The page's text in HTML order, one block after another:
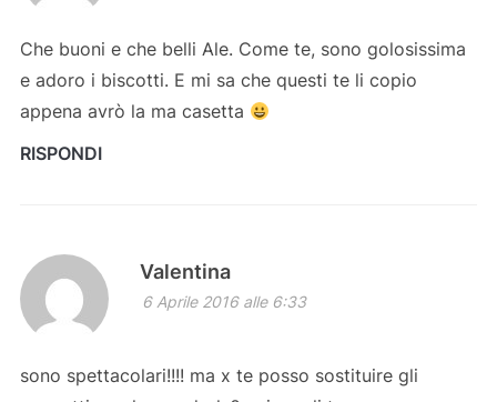
Che buoni e che belli Ale. Come te, sono golosissima
e adoro i biscotti. E mi sa che questi te li copio
appena avrò la ma casetta
RISPONDI
Valentina
6 Aprile 2016 alle 6:33
sono spettacolari!!!! ma x te posso sostituire gli